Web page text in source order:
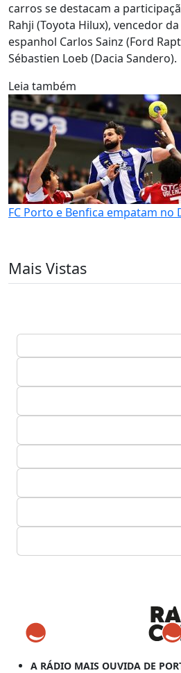
carros se destacam a
Rahji (Toyota Hilux), vencedor
espanhol Carlos Sainz (Ford
Sébastien Loeb (Dacia Sandero).
Leia também
FC Porto e Benfica empatam no
Mais Vistas
A RÁDIO MAIS OUVIDA DE